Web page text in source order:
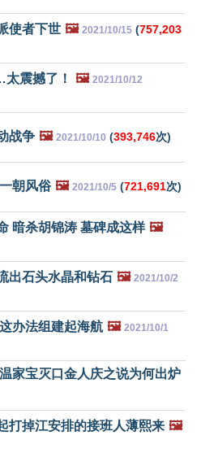
使者下世 🖼️ 2021/10/15 (757,203
震撼了！ 🖼️ 2021/10/12
战争 🖼️ 2021/10/10 (393,746次)
朝风俗 🖼️ 2021/10/5 (721,691次)
暗杀胡锦涛 墓碑成这样 🖼️
出石头水晶和钻石 🖼️ 2021/10/2
办法组建起海航 🖼️ 2021/10/1
家宝灭口金人庆之说为何出炉
打掉江安排的接班人薄熙来 🖼️